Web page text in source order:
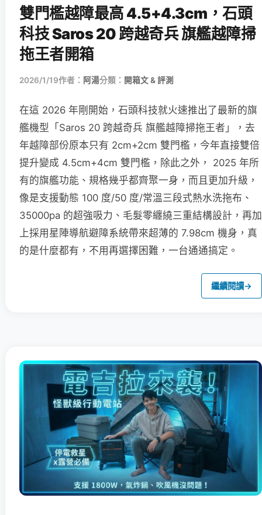
雙門檻越障最高 4.5+4.3cm，石頭
科技 Saros 20 跨越奇兵 旗艦越障掃
拖王者開箱
2026/1/19作者： 阿湯分類： 開箱文 & 評測
在這 2026 年剛開始，石頭科技就火速推出了最新的旗
艦機型「Saros 20 跨越奇兵 旗艦越障掃拖王者」，去
年越障部份原本只有 2cm+2cm 雙門檻，今年直接雙倍
提升變成 4.5cm+4cm 雙門檻，除此之外， 2025 年所
有的旗艦功能、規格幾乎都齊聚一身，而且更加升級，
像是支援動態 100 度/50 度/常溫三段式熱水洗拖布、
35000pa 的超強吸力、毛髮零纏繞三重結構設計，再加
上採用星陣導航避障系統帶來超薄的 7.98cm 機身，真
的是什麼都有，不用再選擇困難，一台通通搞定。
繼續閱讀→